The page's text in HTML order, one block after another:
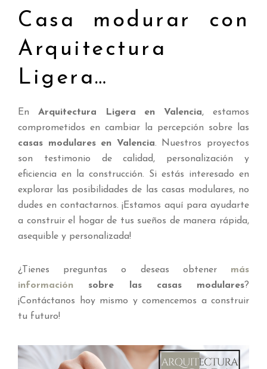
Casa modurar con
Arquitectura
Ligera…
En Arquitectura Ligera en Valencia, estamos
comprometidos en cambiar la percepción sobre las
casas modulares en Valencia. Nuestros proyectos
son testimonio de calidad, personalización y
eficiencia en la construcción. Si estás interesado en
explorar las posibilidades de las casas modulares, no
dudes en contactarnos. ¡Estamos aquí para ayudarte
a construir el hogar de tus sueños de manera rápida,
asequible y personalizada!
¿Tienes preguntas o deseas obtener más
información sobre las casas modulares?
¡Contáctanos hoy mismo y comencemos a construir
tu futuro!